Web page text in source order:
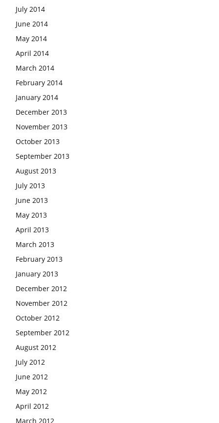
July 2014
June 2014
May 2014
April 2014
March 2014
February 2014
January 2014
December 2013
November 2013
October 2013
September 2013
August 2013
July 2013
June 2013
May 2013
April 2013
March 2013
February 2013
January 2013
December 2012
November 2012
October 2012
September 2012
August 2012
July 2012
June 2012
May 2012
April 2012
March 2012